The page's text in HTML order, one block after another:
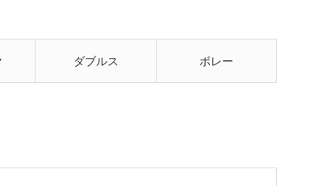
ダブルス ボレー